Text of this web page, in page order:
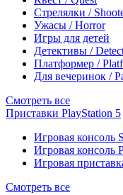
Стрелялки /
Ужасы / Horror
Игры для детей
Детективы /
Платформер /
Для вечеринок /
Смотреть все
Приставки PlayStation 5
Игровая консоль
Игровая консоль
Игровая
Смотреть все